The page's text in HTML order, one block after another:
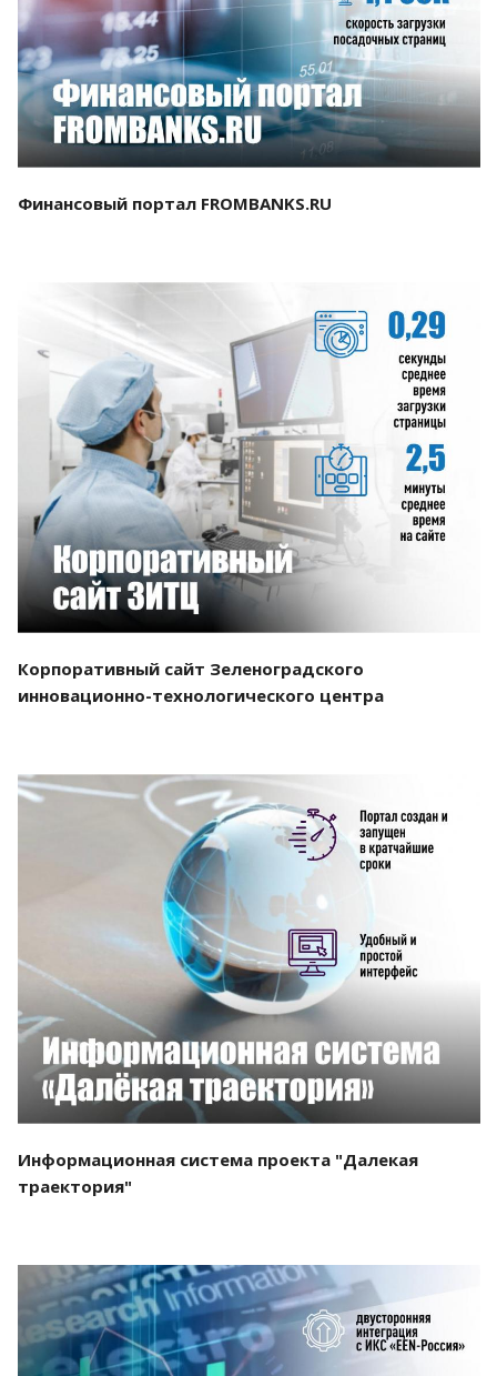
Смотреть проект
Финансовый портал FROMBANKS.RU
Смотреть проект
Корпоративный сайт Зеленоградского
инновационно-технологического центра
Смотреть проект
Информационная система проекта "Далекая
траектория"